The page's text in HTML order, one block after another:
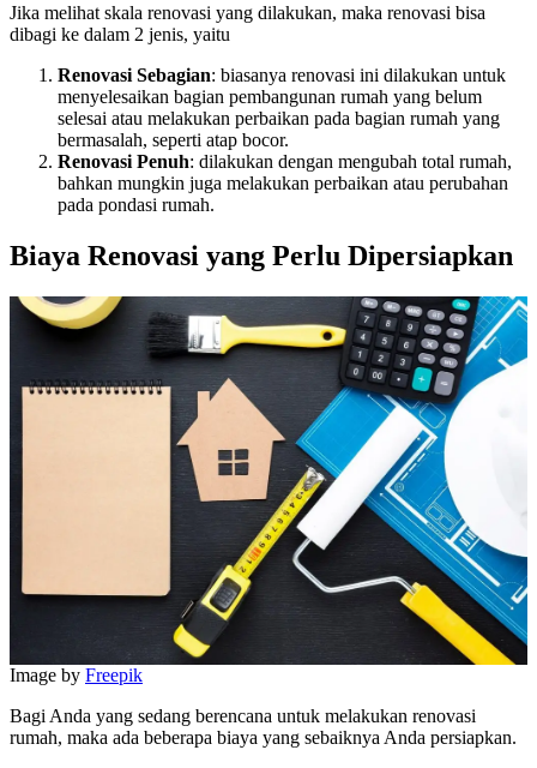
Jika melihat skala renovasi yang dilakukan, maka renovasi bisa
dibagi ke dalam 2 jenis, yaitu
Renovasi Sebagian: biasanya renovasi ini dilakukan untuk
menyelesaikan bagian pembangunan rumah yang belum
selesai atau melakukan perbaikan pada bagian rumah yang
bermasalah, seperti atap bocor.
Renovasi Penuh: dilakukan dengan mengubah total rumah,
bahkan mungkin juga melakukan perbaikan atau perubahan
pada pondasi rumah.
Biaya Renovasi yang Perlu Dipersiapkan
Image by Freepik
Bagi Anda yang sedang berencana untuk melakukan renovasi
rumah, maka ada beberapa biaya yang sebaiknya Anda persiapkan.